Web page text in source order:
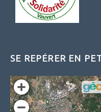
SE REPÉRER EN